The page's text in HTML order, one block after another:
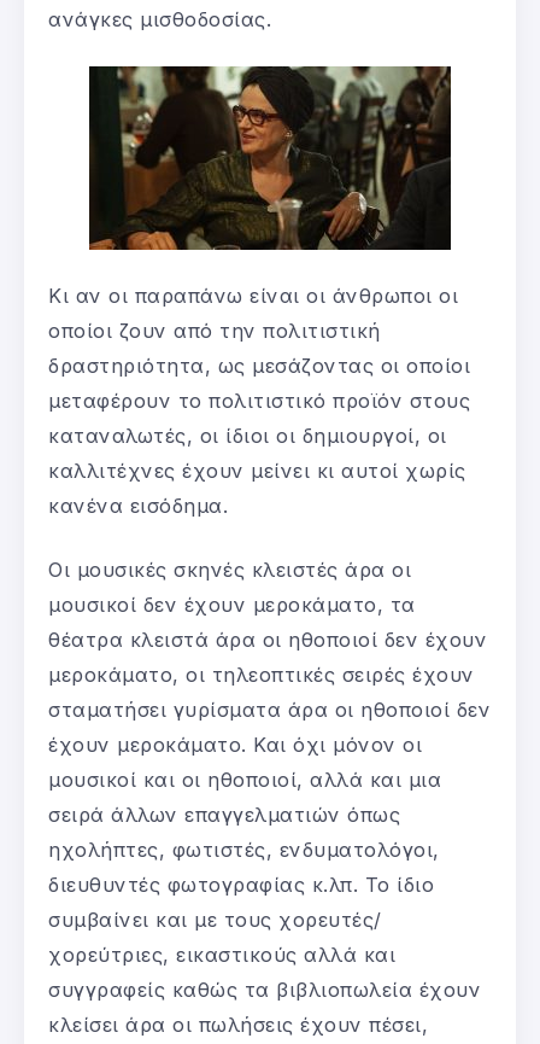
ανάγκες μισθοδοσίας.
Κι αν οι παραπάνω είναι οι άνθρωποι οι
οποίοι ζουν από την πολιτιστική
δραστηριότητα, ως μεσάζοντας οι οποίοι
μεταφέρουν το πολιτιστικό προϊόν στους
καταναλωτές, οι ίδιοι οι δημιουργοί, οι
καλλιτέχνες έχουν μείνει κι αυτοί χωρίς
κανένα εισόδημα.
Οι μουσικές σκηνές κλειστές άρα οι
μουσικοί δεν έχουν μεροκάματο, τα
θέατρα κλειστά άρα οι ηθοποιοί δεν έχουν
μεροκάματο, οι τηλεοπτικές σειρές έχουν
σταματήσει γυρίσματα άρα οι ηθοποιοί δεν
έχουν μεροκάματο. Και όχι μόνον οι
μουσικοί και οι ηθοποιοί, αλλά και μια
σειρά άλλων επαγγελματιών όπως
ηχολήπτες, φωτιστές, ενδυματολόγοι,
διευθυντές φωτογραφίας κ.λπ. Το ίδιο
συμβαίνει και με τους χορευτές/
χορεύτριες, εικαστικούς αλλά και
συγγραφείς καθώς τα βιβλιοπωλεία έχουν
κλείσει άρα οι πωλήσεις έχουν πέσει,